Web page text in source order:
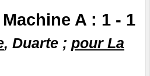
A : 1 - 1
, Duarte ; pour La